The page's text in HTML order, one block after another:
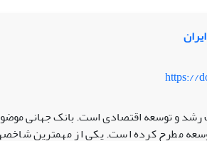
https://
و توسعه اقتصادی است. بانک جهانی
مطرح کرده است. یکی از مهمترین